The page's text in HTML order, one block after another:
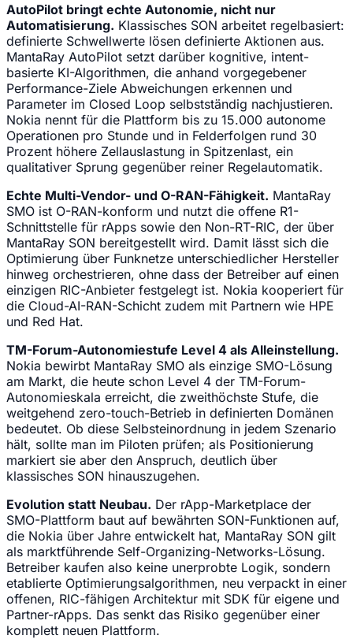
AutoPilot bringt echte Autonomie, nicht nur
Automatisierung. Klassisches SON arbeitet regelbasiert:
definierte Schwellwerte lösen definierte Aktionen aus.
MantaRay AutoPilot setzt darüber kognitive, intent-
basierte KI-Algorithmen, die anhand vorgegebener
Performance-Ziele Abweichungen erkennen und
Parameter im Closed Loop selbstständig nachjustieren.
Nokia nennt für die Plattform bis zu 15.000 autonome
Operationen pro Stunde und in Felderfolgen rund 30
Prozent höhere Zellauslastung in Spitzenlast, ein
qualitativer Sprung gegenüber reiner Regelautomatik.
Echte Multi-Vendor- und O-RAN-Fähigkeit. MantaRay
SMO ist O-RAN-konform und nutzt die offene R1-
Schnittstelle für rApps sowie den Non-RT-RIC, der über
MantaRay SON bereitgestellt wird. Damit lässt sich die
Optimierung über Funknetze unterschiedlicher Hersteller
hinweg orchestrieren, ohne dass der Betreiber auf einen
einzigen RIC-Anbieter festgelegt ist. Nokia kooperiert für
die Cloud-AI-RAN-Schicht zudem mit Partnern wie HPE
und Red Hat.
TM-Forum-Autonomiestufe Level 4 als Alleinstellung.
Nokia bewirbt MantaRay SMO als einzige SMO-Lösung
am Markt, die heute schon Level 4 der TM-Forum-
Autonomieskala erreicht, die zweithöchste Stufe, die
weitgehend zero-touch-Betrieb in definierten Domänen
bedeutet. Ob diese Selbsteinordnung in jedem Szenario
hält, sollte man im Piloten prüfen; als Positionierung
markiert sie aber den Anspruch, deutlich über
klassisches SON hinauszugehen.
Evolution statt Neubau. Der rApp-Marketplace der
SMO-Plattform baut auf bewährten SON-Funktionen auf,
die Nokia über Jahre entwickelt hat, MantaRay SON gilt
als marktführende Self-Organizing-Networks-Lösung.
Betreiber kaufen also keine unerprobte Logik, sondern
etablierte Optimierungsalgorithmen, neu verpackt in einer
offenen, RIC-fähigen Architektur mit SDK für eigene und
Partner-rApps. Das senkt das Risiko gegenüber einer
komplett neuen Plattform.